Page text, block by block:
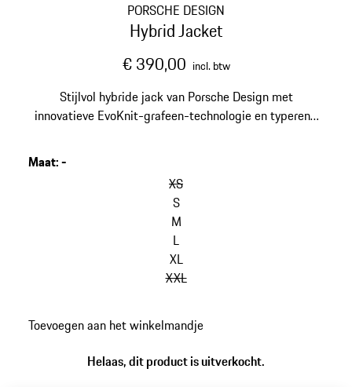
PORSCHE DESIGN
Hybrid Jacket
€ 390,00 incl. btw
Stijlvol hybride jack van Porsche Design met
innovatieve EvoKnit-grafeen-technologie en typerend
Maat:-
XS
S
M
L
XL
XXL
Toevoegen aan het winkelmandje
Helaas, dit product is uitverkocht.